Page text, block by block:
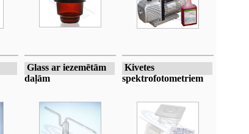
Glass ar iezemētām
daļām
Kivetes
spektrofotometriem